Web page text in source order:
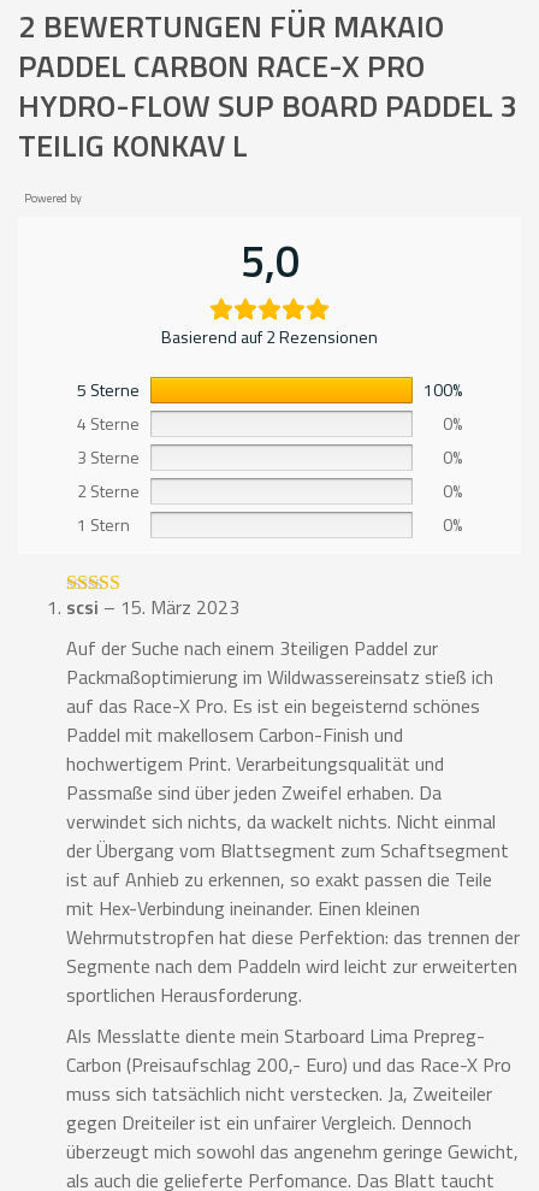
2 BEWERTUNGEN FÜR MAKAIO
PADDEL CARBON RACE-X PRO
HYDRO-FLOW SUP BOARD PADDEL 3
TEILIG KONKAV L
Powered by
5,0
Basierend auf 2 Rezensionen
5 Sterne
100%
4 Sterne
0%
3 Sterne
0%
2 Sterne
0%
1 Stern
0%
Bewertet mit
scsi – 15. März 2023
Auf der Suche nach einem 3teiligen Paddel zur
Packmaßoptimierung im Wildwassereinsatz stieß ich
auf das Race-X Pro. Es ist ein begeisternd schönes
Paddel mit makellosem Carbon-Finish und
hochwertigem Print. Verarbeitungsqualität und
Passmaße sind über jeden Zweifel erhaben. Da
verwindet sich nichts, da wackelt nichts. Nicht einmal
der Übergang vom Blattsegment zum Schaftsegment
ist auf Anhieb zu erkennen, so exakt passen die Teile
mit Hex-Verbindung ineinander. Einen kleinen
Wehrmutstropfen hat diese Perfektion: das trennen der
Segmente nach dem Paddeln wird leicht zur erweiterten
sportlichen Herausforderung.
Als Messlatte diente mein Starboard Lima Prepreg-
Carbon (Preisaufschlag 200,- Euro) und das Race-X Pro
muss sich tatsächlich nicht verstecken. Ja, Zweiteiler
gegen Dreiteiler ist ein unfairer Vergleich. Dennoch
überzeugt mich sowohl das angenehm geringe Gewicht,
als auch die gelieferte Perfomance. Das Blatt taucht